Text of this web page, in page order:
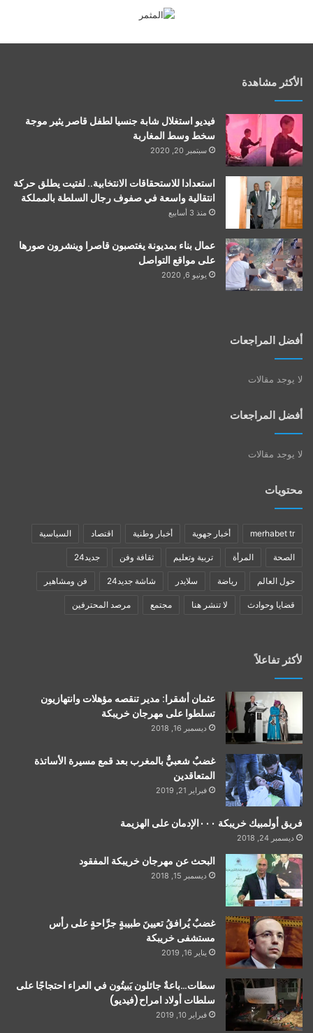
الأكثر مشاهدة
فيديو استغلال شابة جنسيا لطفل قاصر يثير موجة
سخط وسط المغاربة
سبتمبر 20, 2020
استعدادا للاستحقاقات الانتخابية.. لفتيت يطلق حركة
انتقالية واسعة في صفوف رجال السلطة بالمملكة
منذ 3 أسابيع
عمال بناء بمديونة يغتصبون قاصرا وينشرون صورها
على مواقع التواصل
يونيو 6, 2020
أفضل المراجعات
لا يوجد مقالات
أفضل المراجعات
لا يوجد مقالات
محتويات
merhabet tr أخبار جهوية أخبار وطنية اقتصاد السياسية
الصحة المرأة تربية وتعليم ثقافة وفن جديد24
حول العالم رياضة سلايدر شاشة جديد24 فن ومشاهير
قضايا وحوادث لا تنشر هنا مجتمع مرصد المحترفين
لأكثر تفاعلاً
عثمان أشقرا: مدير تنقصه مؤهلات وانتهازيون
تسلطوا على مهرجان خريبكة
ديسمبر 16, 2018
غضبٌ شعبيٌّ بالمغرب بعد قمع مسيرة الأساتذة
المتعاقدين
فبراير 21, 2019
فريق أولمبيك خريبكة ٠٠٠الإدمان على الهزيمة
ديسمبر 24, 2018
البحث عن مهرجان خريبكة المفقود
ديسمبر 15, 2018
غضبٌ يُرافقُ تعيينَ طبيبةٍ جرَّاحةٍ على رأس
مستشفى خريبكة
يناير 16, 2019
سطات…باعةٌ جائلون يَبيتُون في العراء احتجاجًا على
سلطات أولاد امراح(فيديو)
فبراير 10, 2019